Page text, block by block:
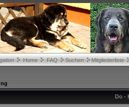
Home FAQ Suchen Mitgliederliste
Do -